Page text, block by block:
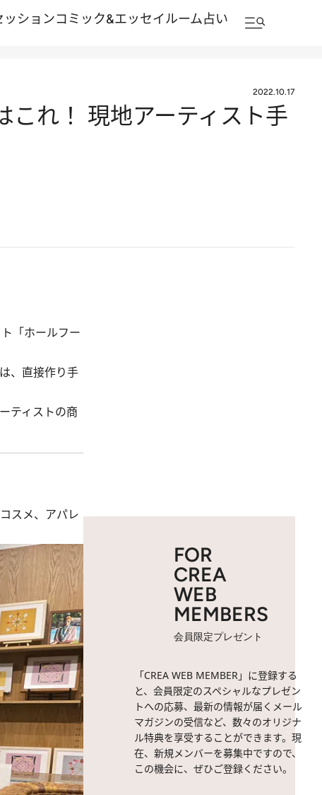
ッションコミック&エッセイルーム占い
2022.10.17
れ！ 現地アーティスト手
「ホールフー
、直接作り手
ティストの商
スメ、アパレ
FOR
CREA
WEB
MEMBERS
会員限定プレゼント
「CREA WEB MEMBER」に登録する
と、会員限定のスペシャルなプレゼン
トへの応募、最新の情報が届くメール
マガジンの受信など、数々のオリジナ
ル特典を享受することができます。現
在、新規メンバーを募集中ですので、
この機会に、ぜひご登録ください。